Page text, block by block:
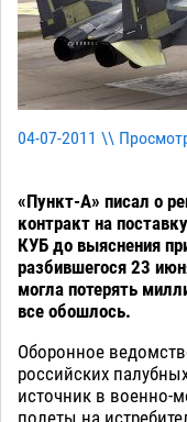
04-07-2011 \\
«Пункт-А» писал о
контракт на
КУБ до выяснения
разбившегося 23
могла потерять
все обошлось.
Оборонное
российских
источник в военно-
полеты на